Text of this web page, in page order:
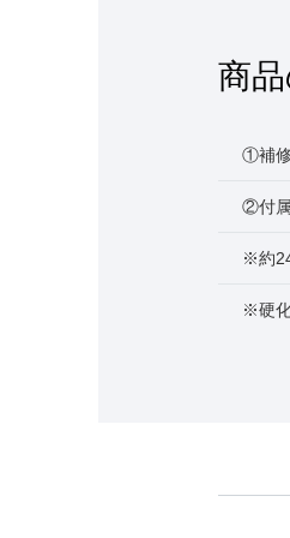
商
①補修
②付属
※約
※硬